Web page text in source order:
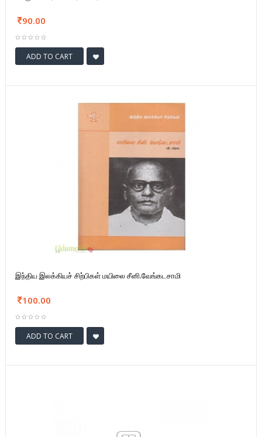
90.00
ADD TO CART
இந்திய இலக்கியச் சிற்பிகள் மயிலை சீனி.வேங்கடசாமி
100.00
ADD TO CART